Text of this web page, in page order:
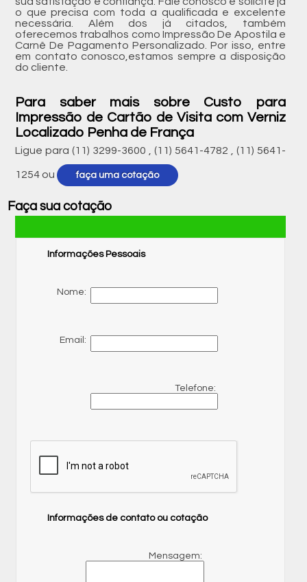
o que precisa com toda a qualificada e excelente
necessária. Além dos já citados, também
oferecemos trabalhos como Impressão De Apostila e
Carnê De Pagamento Personalizado. Por isso, entre
em contato conosco,estamos sempre a disposição
do cliente.
Para saber mais sobre Custo para
Impressão de Cartão de Visita com Verniz
Localizado Penha de França
Ligue para (11) 3299-3600 ,(11) 5641-4782 ,(11) 5641-
1254 ou faça uma cotação
Faça sua cotação
Informações Pessoais
Nome:
Email:
Telefone:
Informações de contato ou cotação
Mensagem: